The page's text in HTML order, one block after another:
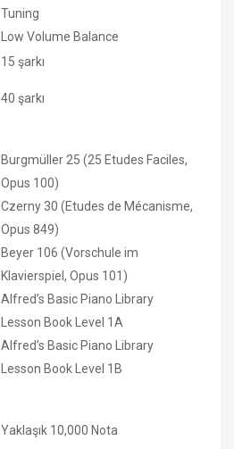
Tuning
Low Volume Balance
15 şarkı
40 şarkı
Burgmüller 25 (25 Etudes Faciles,
Opus 100)
Czerny 30 (Etudes de Mécanisme,
Opus 849)
Beyer 106 (Vorschule im
Klavierspiel, Opus 101)
Alfred’s Basic Piano Library
Lesson Book Level 1A
Alfred’s Basic Piano Library
Lesson Book Level 1B
Yaklaşık 10,000 Nota